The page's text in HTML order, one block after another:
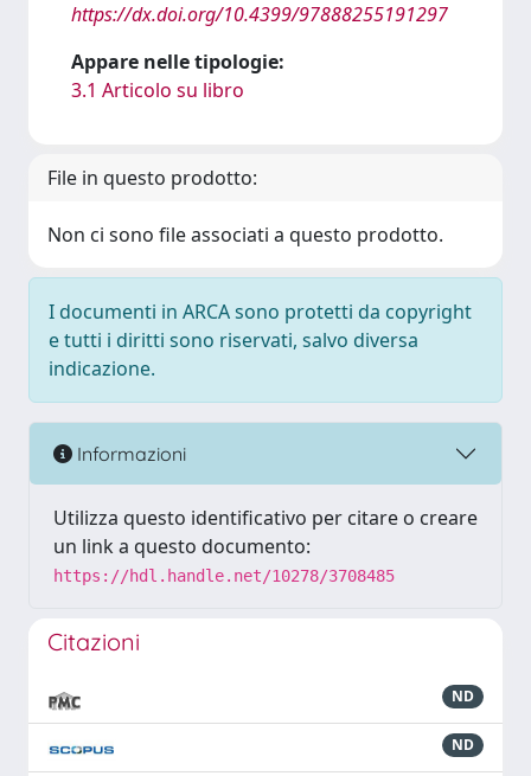
https://dx.doi.org/10.4399/97888255191297
Appare nelle tipologie:
3.1 Articolo su libro
File in questo prodotto:
Non ci sono file associati a questo prodotto.
I documenti in ARCA sono protetti da copyright
e tutti i diritti sono riservati, salvo diversa
indicazione.
Informazioni
Utilizza questo identificativo per citare o creare
un link a questo documento:
https://hdl.handle.net/10278/3708485
Citazioni
ND
ND